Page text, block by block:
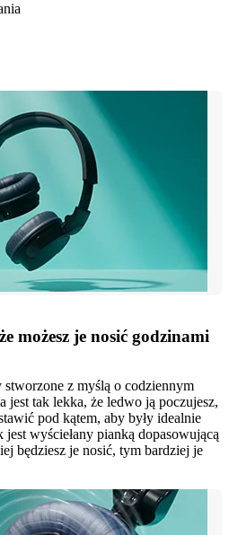
możesz je nosić godzinami
stworzone z myślą o codziennym
jest tak lekka, że ledwo ją poczujesz,
pod kątem, aby były idealnie
wyściełany pianką dopasowującą
będziesz je nosić, tym bardziej je